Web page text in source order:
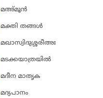
മഅ്മൂന്‍
മക്തി തങ്ങള്‍
മഖാസ്വിദുശ്ശരീഅഃ
മടക്കയാത്രയില്‍
മദീന മാതൃക
മദ്യപാനം